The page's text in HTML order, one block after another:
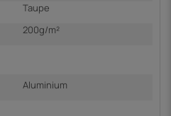
Taupe
200g/m²
Aluminium